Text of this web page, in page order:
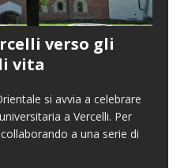
verso gli
vita
si avvia a celebrare
a Vercelli. Per
a una serie di